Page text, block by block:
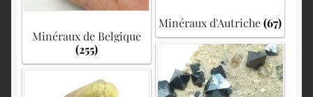
Minéraux d'Autriche(67)
Minéraux de Belgique
(255)